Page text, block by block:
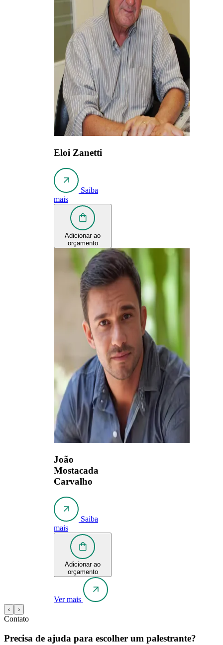
Eloi Zanetti
Saiba
mais
Adicionar ao
orçamento
João
Mostacada
Carvalho
Saiba
mais
Adicionar ao
orçamento
Ver mais
‹ ›
Contato
Precisa de ajuda para escolher um palestrante?